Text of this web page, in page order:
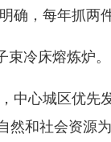
，每年抓两
冷床熔炼炉。
心城区优先
然和社会资源